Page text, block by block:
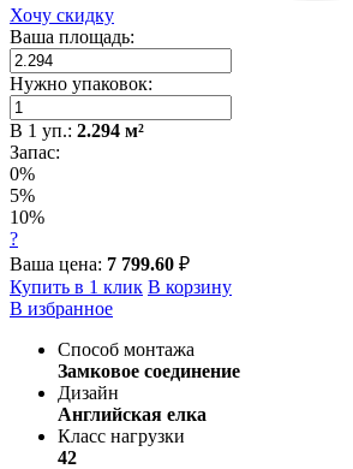
Хочу скидку
Ваша площадь:
Нужно упаковок:
В 1 уп.: 2.294 м²
Запас:
0%
5%
10%
?
Ваша цена: 7 799.60 ₽
Купить в 1 клик В корзину
В избранное
Способ монтажа
Замковое соединение
Дизайн
Английская елка
Класс нагрузки
42